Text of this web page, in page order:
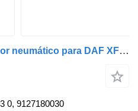
WABCO 2231637 compresor neumático para DAF XF 106 camión
0, 9127180030